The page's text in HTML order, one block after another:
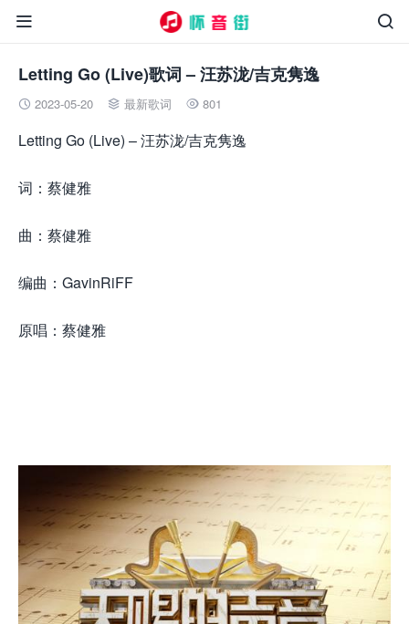


Letting Go (Live)歌词 – 汪苏泷/吉克隽逸
 2023-05-20  最新歌词  801
Letting Go (Live) – 汪苏泷/吉克隽逸
词：蔡健雅
曲：蔡健雅
编曲：GavinRiFF
原唱：蔡健雅